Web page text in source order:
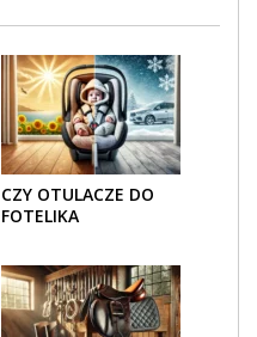
CZY OTULACZE DO
FOTELIKA
ZIMĄ?